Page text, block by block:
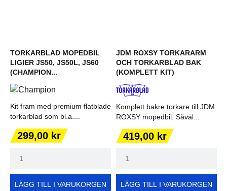
TORKARBLAD MOPEDBIL
LIGIER JS50, JS50L, JS60
(CHAMPION...
Kit fram med premium flatblade
torkarblad som bl.a....
Pris
299,00 kr
LÄGG TILL I VARUKORGEN
JDM ROXSY TORKARARM
OCH TORKARBLAD BAK
(KOMPLETT KIT)
Komplett bakre torkare till JDM
ROXSY mopedbil. Såväl...
Pris
419,00 kr
LÄGG TILL I VARUKORGEN